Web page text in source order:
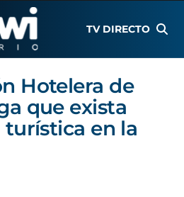
TV DIRECTO
Hotelera de
que exista
en la